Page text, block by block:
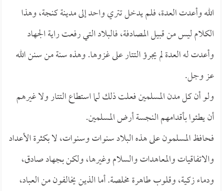
الله وأعدت العدة، فلم يدخل تتري واحد إلى مدينة كنجة، وهذا
الكلام ليس من قبيل المصادفة، فالبلاد التي رفعت راية الجهاد
وأعدت له العدة لم يجرؤ التتار على غزوها. وهذه سنة من سنن الله
عز وجل.
ولو أن كل مدن المسلمين فعلت ذلك لما استطاع التتار ولا غيرهم
أن يطئوا بأقدامهم النجسة أرض المسلمين.
فحافظ المسلمون على هذه البلاد سنوات وسنوات، لا بكثرة الأعداد
والاتفاقيات والمعاهدات والسلام وغيرها، ولكن بجهاد صادق،
ودماء زكية، وقلوب طاهرة مخلصة. أما الذين يخالفون من العباد،